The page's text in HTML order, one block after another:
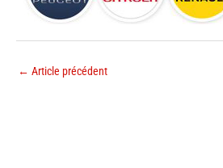
← Article précédent